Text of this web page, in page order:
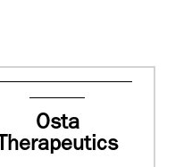
Osta
Therapeutics